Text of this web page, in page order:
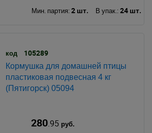
Мин. партия: 2 шт. В упак.: 24 шт.
код 105289
Кормушка для домашней птицы
пластиковая подвесная 4 кг
(Пятигорск) 05094
280.95руб.